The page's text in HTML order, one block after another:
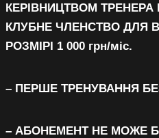
КЕРІВНИЦТВОМ ТРЕНЕРА
КЛУБНЕ ЧЛЕНСТВО ДЛЯ
РОЗМІРІ 1 000 грн/міс.
– ПЕРШЕ ТРЕНУВАННЯ
– АБОНЕМЕНТ НЕ МОЖЕ